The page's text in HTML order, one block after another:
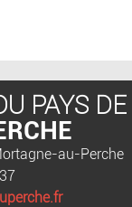
PAYS DE
au-Perche